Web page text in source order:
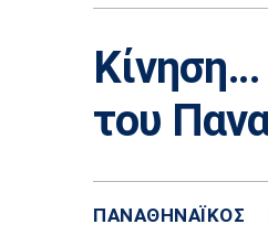
του
ΠΑΝΑΘΗΝΑΪΚΌΣ